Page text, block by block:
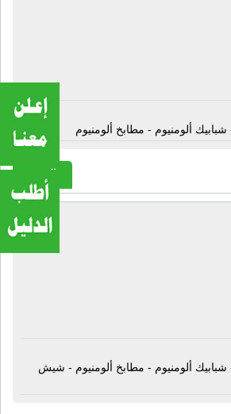
شبابيك ألومنيوم - مطابخ ألومنيوم
المزيد
| أبواب ألومنيوم
- مطابخ ألومنيوم -
شبابيك ألومنيوم - مطابخ ألومنيوم - شيش